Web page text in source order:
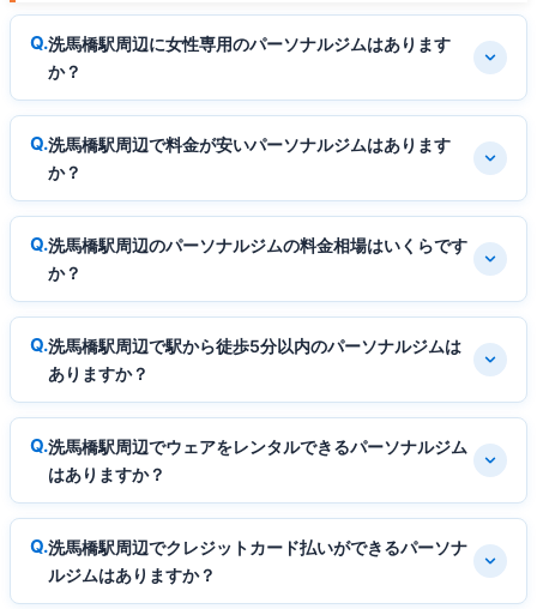
洗馬橋駅周辺に女性専用のパーソナルジムはあります
か？
洗馬橋駅周辺で料金が安いパーソナルジムはあります
か？
洗馬橋駅周辺のパーソナルジムの料金相場はいくらです
か？
洗馬橋駅周辺で駅から徒歩5分以内のパーソナルジムは
ありますか？
洗馬橋駅周辺でウェアをレンタルできるパーソナルジム
はありますか？
洗馬橋駅周辺でクレジットカード払いができるパーソナ
ルジムはありますか？